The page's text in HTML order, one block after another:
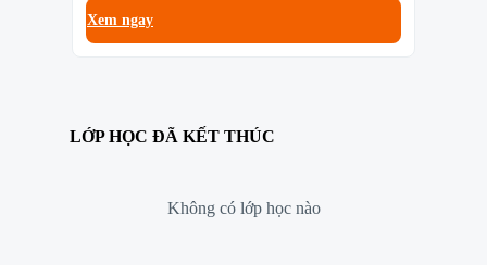
Xem ngay
LỚP HỌC ĐÃ KẾT THÚC
Không có lớp học nào